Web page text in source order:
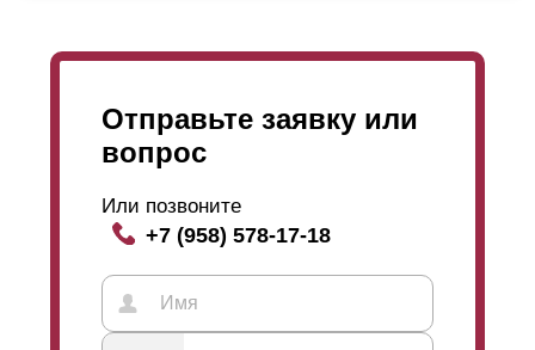
Отправьте заявку или
вопрос
Или позвоните
+7 (958) 578-17-18